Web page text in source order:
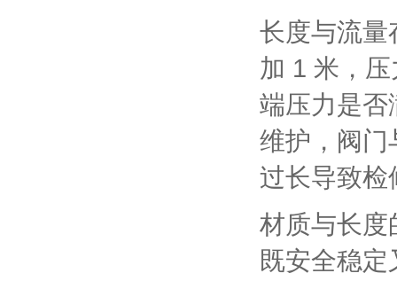
长度与流量
加 1 米，
端压力是否
维护，阀门
过长导致检
材质与长度
既安全稳